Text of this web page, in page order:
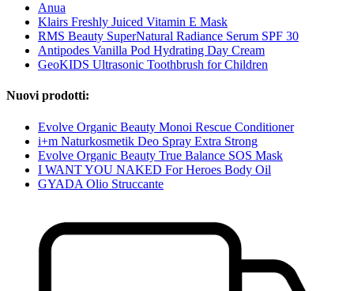
Anua
Klairs Freshly Juiced Vitamin E Mask
RMS Beauty SuperNatural Radiance Serum SPF 30
Antipodes Vanilla Pod Hydrating Day Cream
GeoKIDS Ultrasonic Toothbrush for Children
Nuovi prodotti:
Evolve Organic Beauty Monoi Rescue Conditioner
i+m Naturkosmetik Deo Spray Extra Strong
Evolve Organic Beauty True Balance SOS Mask
I WANT YOU NAKED For Heroes Body Oil
GYADA Olio Struccante